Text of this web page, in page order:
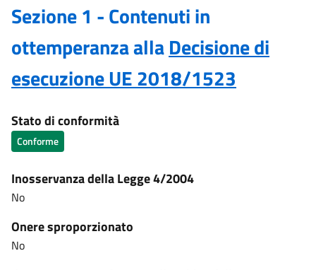
Sezione 1 - Contenuti in
ottemperanza allaDecisione di
esecuzione UE 2018/1523
Stato di conformità
Conforme
Inosservanza della Legge 4/2004
No
Onere sproporzionato
No